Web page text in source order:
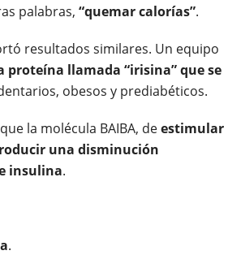
palabras, “quemar calorías”.
resultados similares. Un equipo
proteína llamada “irisina” que se
obesos y prediabéticos.
la molécula BAIBA, deestimular
una disminución
insulina.
.